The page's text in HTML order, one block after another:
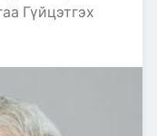
Гүйцэтгэх